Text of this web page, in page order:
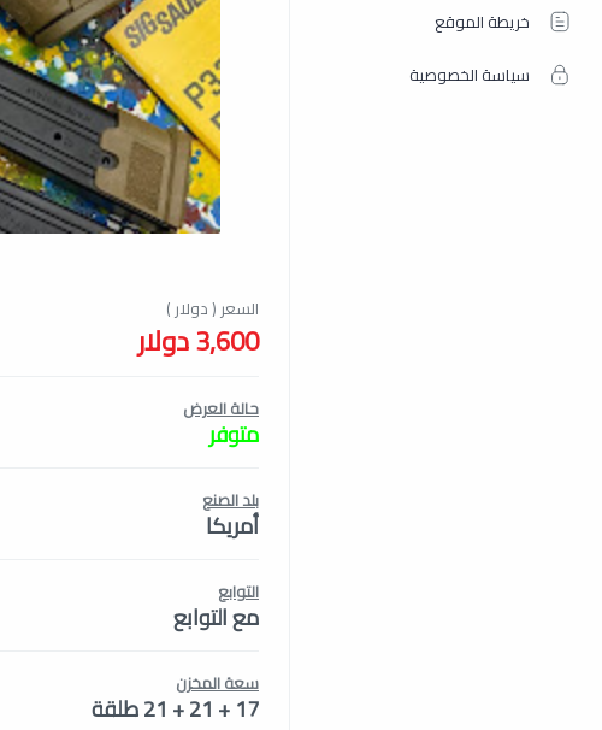
خريطة الموقع
سياسة الخصوصية
3,600 دولار
حالة العرض
متوفر
بلد الصنع
أمريكا
التوابع
مع التوابع
سعة المخزن
17 + 21 + 21 طلقة